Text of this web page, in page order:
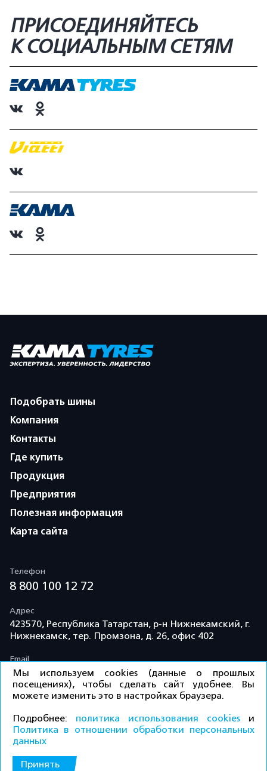
ПРИСОЕДИНЯЙТЕСЬ
К СОЦИАЛЬНЫМ СЕТЯМ
Подобрать шины
Компания
Контакты
Где купить
Продукция
Предприятия
Полезная информация
Карта сайта
Телефон
8 800 100 12 72
Адрес
423570, Республика Татарстан, р-н Нижнекамский, г.
Нижнекамск, тер. Промзона, д. 26, офис 402
Email
info@td-kama.com
©ООО «Торговый дом «Кама» 2026 / Все права
защищены.
Политика конфиденциальности
Мы используем cookies (данные о прошлых
посещениях), чтобы сделать сайт удобнее. Вы
можете изменить это в настройках браузера.
Подробнее: политика использования cookies и
Политика в отношении обработки персональных
данных
Принять